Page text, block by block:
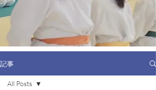
記事
All Posts